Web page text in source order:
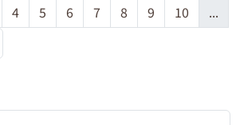
4 5 6 7 8 9 10
...